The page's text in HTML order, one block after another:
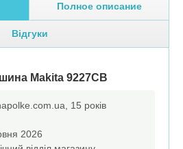
Полное описание
Відгуки
Makita 9227СВ
15 років
2026